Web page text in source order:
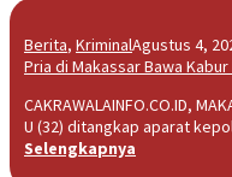
Berita, KriminalAgustus 4,
Pria di Makassar Bawa
CAKRAWALAINFO.CO.ID,
U (32) ditangkap aparat
Selengkapnya